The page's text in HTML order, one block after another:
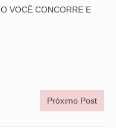
VOCÊ CONCORRE E
Próximo Post